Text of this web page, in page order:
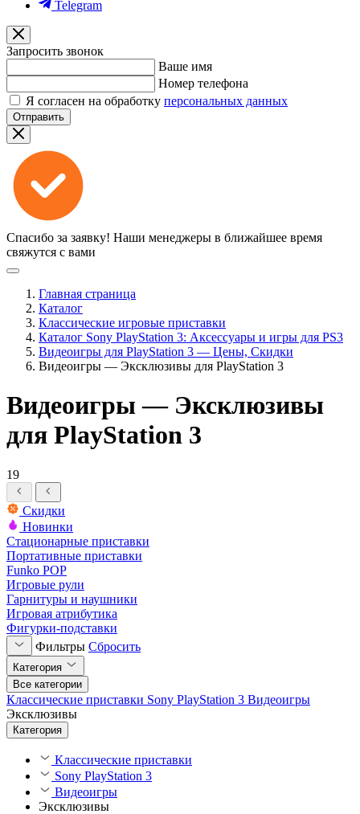
Telegram
Запросить звонок
Ваше имя
Номер телефона
Я согласен на обработку персональных данных
Отправить
Спасибо за заявку! Наши менеджеры в ближайшее время
свяжутся с вами
Главная страница
Каталог
Классические игровые приставки
Каталог Sony PlayStation 3: Аксессуары и игры для PS3
Видеоигры для PlayStation 3 — Цены, Скидки
Видеоигры — Эксклюзивы для PlayStation 3
Видеоигры — Эксклюзивы
для PlayStation 3
19
Скидки
Новинки
Стационарные приставки
Портативные приставки
Funko POP
Игровые рули
Гарнитуры и наушники
Игровая атрибутика
Фигурки-подставки
Фильтры Сбросить
Категория
Все категории
Классические приставки Sony PlayStation 3 Видеоигры
Эксклюзивы
Категория
Классические приставки
Sony PlayStation 3
Видеоигры
Эксклюзивы